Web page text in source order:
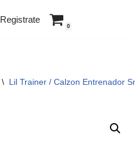
Registrate
0
\ Lil Trainer / Calzon Entrenador